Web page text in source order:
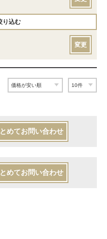
り込む
変更
めてお問い合わせ
めてお問い合わせ